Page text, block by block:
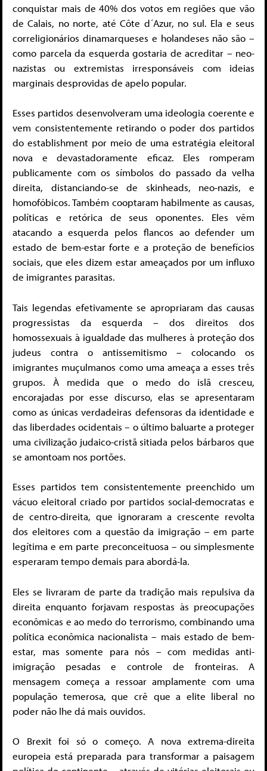
conquistar mais de 40% dos votos em regiões que vão
de Calais, no norte, até Côte d´Azur, no sul. Ela e seus
correligionários dinamarqueses e holandeses não são –
como parcela da esquerda gostaria de acreditar – neo-
nazistas ou extremistas irresponsáveis com ideias
marginais desprovidas de apelo popular.
Esses partidos desenvolveram uma ideologia coerente e
vem consistentemente retirando o poder dos partidos
do establishment por meio de uma estratégia eleitoral
nova e devastadoramente eficaz. Eles romperam
publicamente com os símbolos do passado da velha
direita, distanciando-se de skinheads, neo-nazis, e
homofóbicos. Também cooptaram habilmente as causas,
políticas e retórica de seus oponentes. Eles vêm
atacando a esquerda pelos flancos ao defender um
estado de bem-estar forte e a proteção de benefícios
sociais, que eles dizem estar ameaçados por um influxo
de imigrantes parasitas.
Tais legendas efetivamente se apropriaram das causas
progressistas da esquerda – dos direitos dos
homossexuais à igualdade das mulheres à proteção dos
judeus contra o antissemitismo – colocando os
imigrantes muçulmanos como uma ameaça a esses três
grupos. À medida que o medo do islã cresceu,
encorajadas por esse discurso, elas se apresentaram
como as únicas verdadeiras defensoras da identidade e
das liberdades ocidentais – o último baluarte a proteger
uma civilização judaico-cristã sitiada pelos bárbaros que
se amontoam nos portões.
Esses partidos tem consistentemente preenchido um
vácuo eleitoral criado por partidos social-democratas e
de centro-direita, que ignoraram a crescente revolta
dos eleitores com a questão da imigração – em parte
legítima e em parte preconceituosa – ou simplesmente
esperaram tempo demais para abordá-la.
Eles se livraram de parte da tradição mais repulsiva da
direita enquanto forjavam respostas às preocupações
econômicas e ao medo do terrorismo, combinando uma
política econômica nacionalista – mais estado de bem-
estar, mas somente para nós – com medidas anti-
imigração pesadas e controle de fronteiras. A
mensagem começa a ressoar amplamente com uma
população temerosa, que crê que a elite liberal no
poder não lhe dá mais ouvidos.
O Brexit foi só o começo. A nova extrema-direita
europeia está preparada para transformar a paisagem